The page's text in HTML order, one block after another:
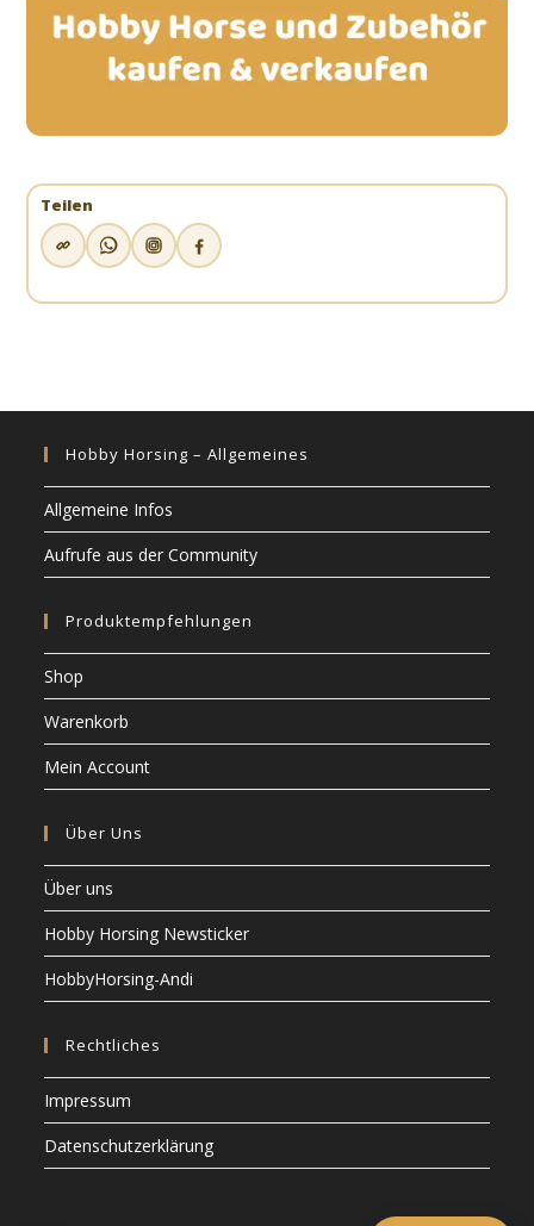
Teilen
Hobby Horsing – Allgemeines
Allgemeine Infos
Aufrufe aus der Community
Produktempfehlungen
Shop
Warenkorb
Mein Account
Über Uns
Über uns
Hobby Horsing Newsticker
HobbyHorsing-Andi
Rechtliches
Impressum
Datenschutzerklärung